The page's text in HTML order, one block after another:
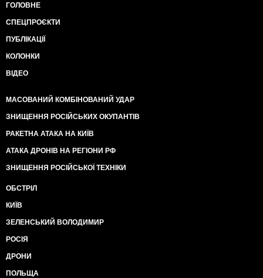
ГОЛОВНЕ
СПЕЦПРОЄКТИ
ПУБЛІКАЦІЇ
КОЛОНКИ
ВІДЕО
МАСОВАНИЙ КОМБІНОВАНИЙ УДАР
ЗНИЩЕННЯ РОСІЙСЬКИХ ОКУПАНТІВ
РАКЕТНА АТАКА НА КИЇВ
АТАКА ДРОНІВ НА РЕГІОНИ РФ
ЗНИЩЕННЯ РОСІЙСЬКОЇ ТЕХНІКИ
ОБСТРІЛ
КИЇВ
ЗЕЛЕНСЬКИЙ ВОЛОДИМИР
РОСІЯ
ДРОНИ
ПОЛЬЩА